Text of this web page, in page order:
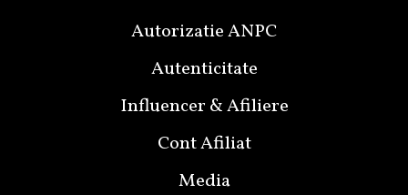
Autorizatie ANPC
Autenticitate
Influencer & Afiliere
Cont Afiliat
Media